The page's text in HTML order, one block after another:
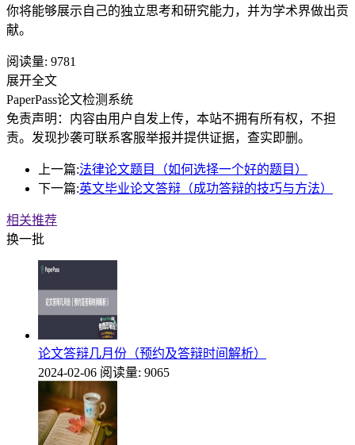
你将能够展示自己的独立思考和研究能力，并为学术界做出贡
献。
阅读量: 9781
展开全文
PaperPass论文检测系统
免责声明：内容由用户自发上传，本站不拥有所有权，不担
责。发现抄袭可联系客服举报并提供证据，查实即删。
上一篇:法律论文题目（如何选择一个好的题目）
下一篇:英文毕业论文答辩（成功答辩的技巧与方法）
相关推荐
换一批
论文答辩几月份（预约及答辩时间解析）
2024-02-06 阅读量: 9065